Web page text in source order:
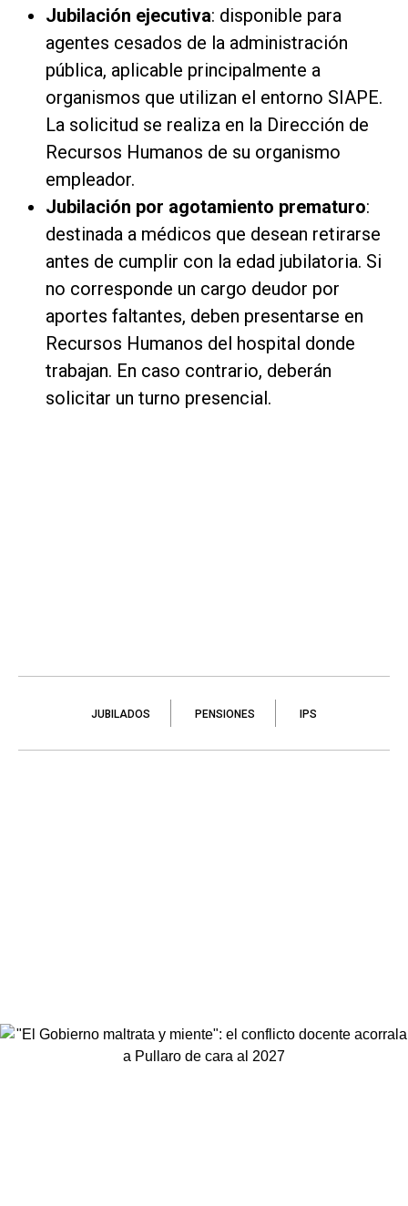
Jubilación ejecutiva: disponible para
agentes cesados de la administración
pública, aplicable principalmente a
organismos que utilizan el entorno SIAPE.
La solicitud se realiza en la Dirección de
Recursos Humanos de su organismo
empleador.
Jubilación por agotamiento prematuro:
destinada a médicos que desean retirarse
antes de cumplir con la edad jubilatoria. Si
no corresponde un cargo deudor por
aportes faltantes, deben presentarse en
Recursos Humanos del hospital donde
trabajan. En caso contrario, deberán
solicitar un turno presencial.
JUBILADOS PENSIONES IPS